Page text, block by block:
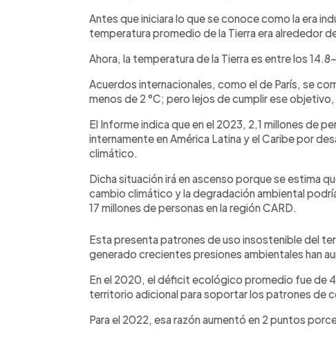
Antes que iniciara lo que se conoce como la era
temperatura promedio de la Tierra era alrededor de
Ahora, la temperatura de la Tierra es entre los
Acuerdos internacionales, como el de París, se
menos de 2 °C; pero lejos de cumplir ese objetivo,
El Informe indica que en el 2023, 2,1 millones de
internamente en América Latina y el Caribe por
climático.
Dicha situación irá en ascenso porque se estima
cambio climático y la degradación ambiental
17 millones de personas en la región CARD.
Esta presenta patrones de uso insostenible del
generado crecientes presiones ambientales han
En el 2020, el déficit ecológico promedio fue de
territorio adicional para soportar los patrones de
Para el 2022, esa razón aumentó en 2 puntos